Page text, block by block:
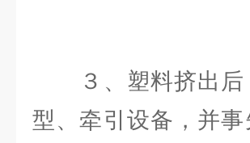
３、塑料挤出后
型、牵引设备，并